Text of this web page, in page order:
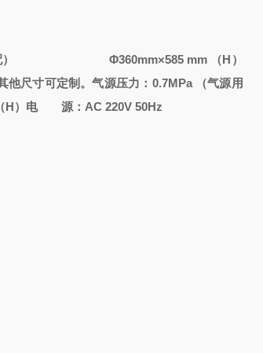
Φ360mm×585 mm （H）
可定制。气源压力：0.7MPa （气源用
） 电 源：AC 220V 50Hz